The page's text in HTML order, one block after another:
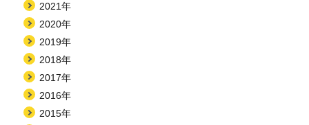
2021年
2020年
2019年
2018年
2017年
2016年
2015年